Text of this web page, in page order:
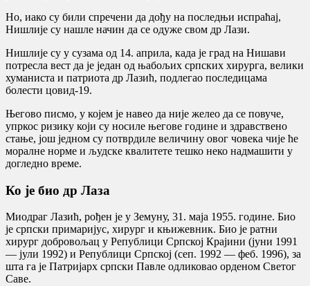
Но, иако су били спречени да дођу на последњи испраћај,
Нишлије су нашле начин да се одуже свом др Лази.
Нишлије су у сузама од 14. априла, када је град на Нишави
потресла вест да је један од њабољих српских хирурга, велики
хуманиста и патриота др Лазић, подлегао последицама
болести цовид-19.
Његово писмо, у којем је навео да није желео да се повуче,
упркос ризику који су носиле његове године и здравствено
стање, још једном су потврдиле величину овог човека чије ће
моралне норме и људске квалитете тешко неко надмашити у
догледно време.
Ко је био др Лаза
Миодраг Лазић, рођен је у Земуну, 31. маја 1955. године. Био
је српски примаријус, хирург и књижевник. Био је ратни
хирург добровољац у Републици Српској Крајини (јуни 1991
— јули 1992) и Републици Српској (сеп. 1992 — феб. 1996), за
шта га је Патријарх српски Павле одликовао орденом Светог
Саве.